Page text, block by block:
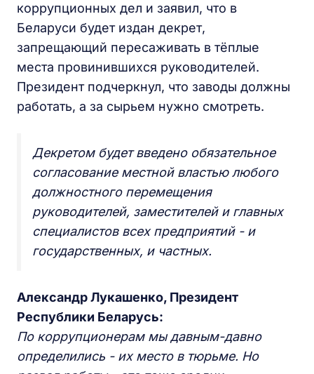
коррупционных дел и заявил, что в
Беларуси будет издан декрет,
запрещающий пересаживать в тёплые
места провинившихся руководителей.
Президент подчеркнул, что заводы должны
работать, а за сырьем нужно смотреть.
Декретом будет введено обязательное
согласование местной властью любого
должностного перемещения
руководителей, заместителей и главных
специалистов всех предприятий - и
государственных, и частных.
Александр Лукашенко, Президент
Республики Беларусь:
По коррупционерам мы давным-давно
определились - их место в тюрьме. Но